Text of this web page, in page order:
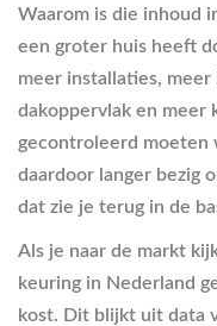
Waarom is die inhoud
een groter huis heeft
meer installaties,
dakoppervlak en meer
gecontroleerd moeten
daardoor langer bezig
dat zie je terug in de
Als je naar de markt
keuring in Nederland
kost. Dit blijkt uit data